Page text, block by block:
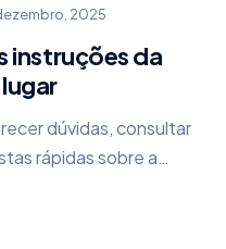
2025
instruções da
dúvidas, consultar
rápidas sobre a